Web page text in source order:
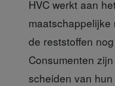
HVC werkt aan
de reststoffen
Consumenten
scheiden van